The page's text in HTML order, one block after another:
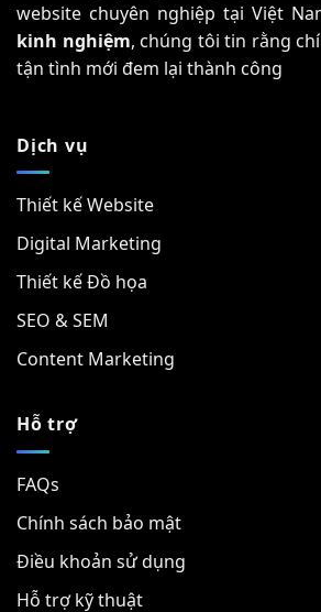
website chuyên nghiệp tại Việt
kinh nghiệm, chúng tôi tin rằng
tận tình mới đem lại thành công
Dịch vụ
Thiết kế Website
Digital Marketing
Thiết kế Đồ họa
SEO & SEM
Content Marketing
Hỗ trợ
FAQs
Chính sách bảo mật
Điều khoản sử dụng
Hỗ trợ kỹ thuật